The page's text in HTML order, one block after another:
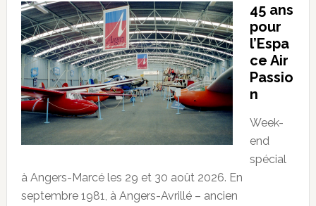
45 ans
pour
l’Espa
ce Air
Passio
n
Week-
end
spécial
à Angers-Marcé les 29 et 30 août 2026. En
septembre 1981, à Angers-Avrillé – ancien